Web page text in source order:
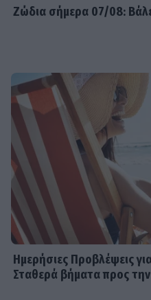
Ζώδια σήμερα 07/08:
Ημερήσιες Προβλέψεις
Σταθερά βήματα προς την